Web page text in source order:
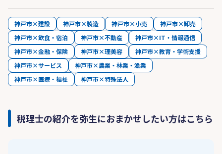
神戸市×建設 神戸市×製造 神戸市×小売
神戸市×卸売
神戸市×飲食・宿泊
神戸市×不動産
神戸市×IT・情報通信
神戸市×金融・保険
神戸市×理美容
神戸市×教育・学術支援
神戸市×サービス
神戸市×農業・林業・漁業
神戸市×医療・福祉
神戸市×特殊法人
税理士の紹介を弥生におまかせしたい方はこちら